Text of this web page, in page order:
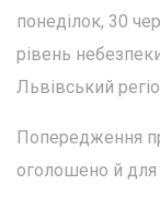
понеділок, 30
рівень
Львівський
Попередження
оголошено й для